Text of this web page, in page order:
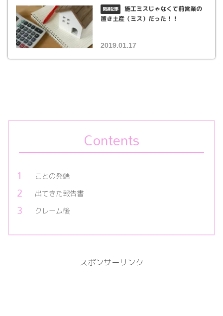
施工ミスじゃなくて前営業の
置き土産（ミス）だった！！
2019.01.17
Contents
ことの発端
出てきた報告書
クレーム後
スポンサーリンク